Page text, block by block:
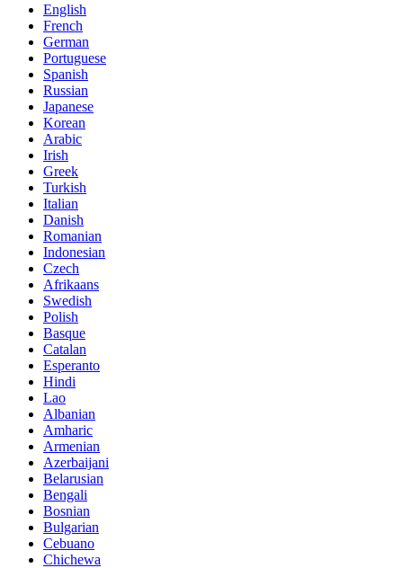
English
French
German
Portuguese
Spanish
Russian
Japanese
Korean
Arabic
Irish
Greek
Turkish
Italian
Danish
Romanian
Indonesian
Czech
Afrikaans
Swedish
Polish
Basque
Catalan
Esperanto
Hindi
Lao
Albanian
Amharic
Armenian
Azerbaijani
Belarusian
Bengali
Bosnian
Bulgarian
Cebuano
Chichewa